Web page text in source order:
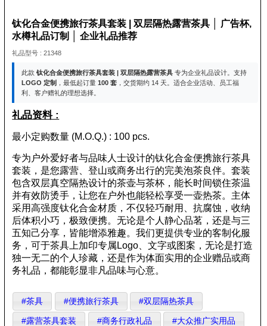
钛化合金便携旅行茶具套装 | 双层隔热露营茶具 │ 广告杯,
水樽礼品订制 │ 企业礼品推荐
礼品型号 : 21348
此款 钛化合金便携旅行茶具套装 | 双层隔热露营茶具专为企业礼品设计。支持
LOGO 定制 ，最低起订量 100 套，交货期约 14 天。适合企业活动、员工福
利、客户赠礼的理想选择。
礼品资料 :
最小定购数量 (M.O.Q.) : 100 pcs.
专为户外爱好者与品味人士设计的钛化合金便携旅行茶具
套装，是您露营、登山或商务出行的完美泡茶良伴。套装
包含双层真空隔热设计的茶壶与茶杯，能长时间锁住茶温
并有效防烫手，让您在户外也能轻松享受一壶热茶。主体
采用高强度钛化合金材质，不仅轻巧耐用、抗腐蚀，收纳
后体积小巧，极致便携。无论是个人静心品茗，还是与三
五知己分享，皆能增添雅趣。我们更提供专业的客制化服
务，可于茶具上加印专属Logo、文字或图案，无论是打造
独一无二的个人珍藏，还是作为体面实用的企业赠品或商
务礼品，都能彰显非凡品味与心意。
#茶具 #便携旅行茶具 #双层隔热茶具
#露营茶具套装 #商务行政礼品 #大众推广实用品